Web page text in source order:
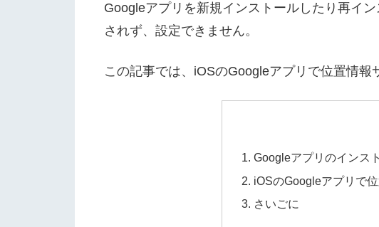
Googleアプリを新規インストールしたり再イ
されず、設定できません。
この記事では、iOSのGoogleアプリで位置情報
Googleアプリのインス
iOSのGoogleアプリで
さいごに